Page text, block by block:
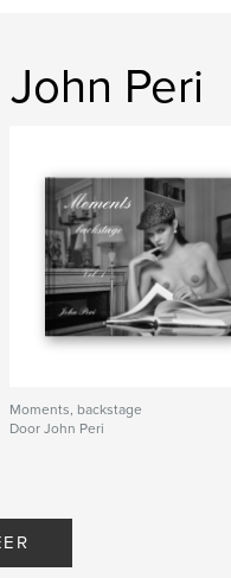
Peri
Moments, backstage
Door John Peri